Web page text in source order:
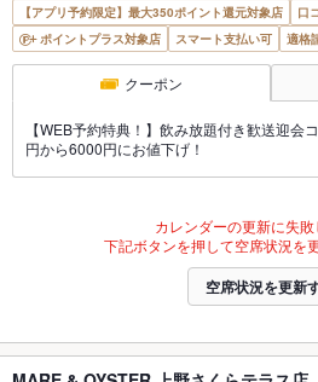
【アプリ予約限定】最大350ポイント還元対象店
口
ポイントプラス対象店
スマート支払い可 適格
クーポン
【WEB予約特典！】飲み放題付き歓送迎会
円から6000円にお値下げ！
カレンダーの更新に失敗
下記ボタンを押して空席状況を
空席状況を更新